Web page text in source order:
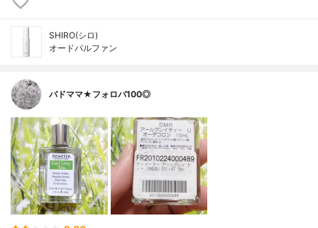
SHIRO(シロ)
オードパルファン
バドママ★フォロバ100◎